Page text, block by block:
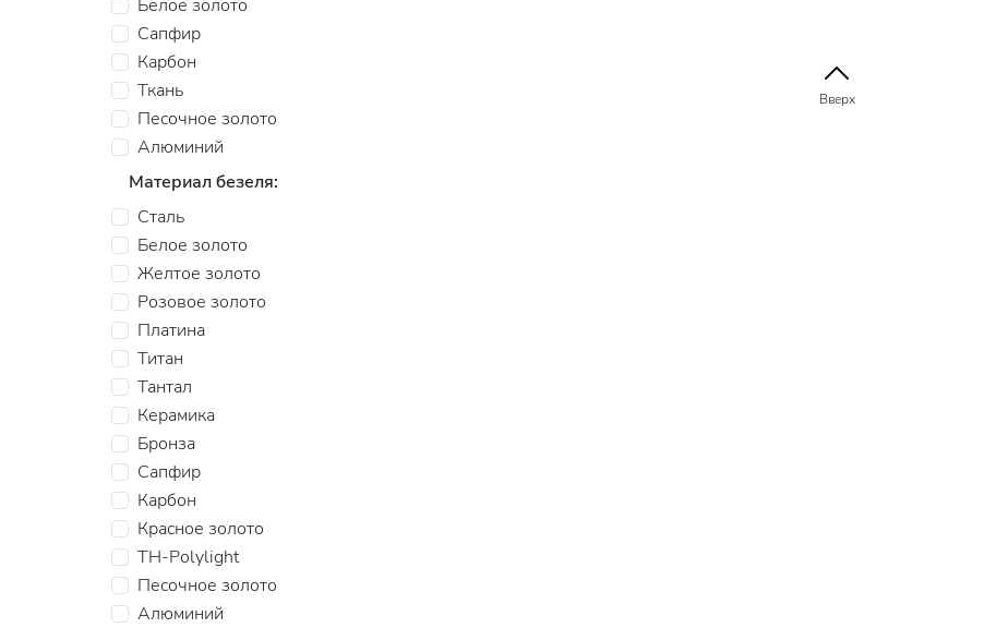
Белое золото
Сапфир
Карбон
Ткань
Песочное золото
Алюминий
Материал безеля:
Сталь
Белое золото
Желтое золото
Розовое золото
Платина
Титан
Тантал
Керамика
Бронза
Сапфир
Карбон
Красное золото
TH-Polylight
Песочное золото
Алюминий
Вверх